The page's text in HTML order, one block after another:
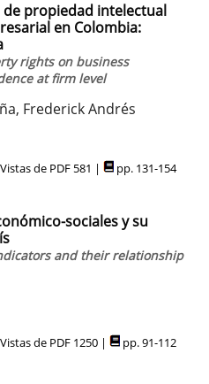
propiedad intelectual
en Colombia:
rights on business
at firm level
Frederick Andrés
Vistas de PDF 581 | pp. 131-154
sociales y su
and their relationship
Vistas de PDF 1250 | pp. 91-112